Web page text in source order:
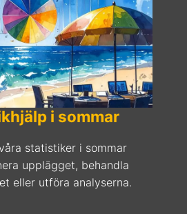
i sommar
statistiker i sommar
upplägget, behandla
eller utföra analyserna.